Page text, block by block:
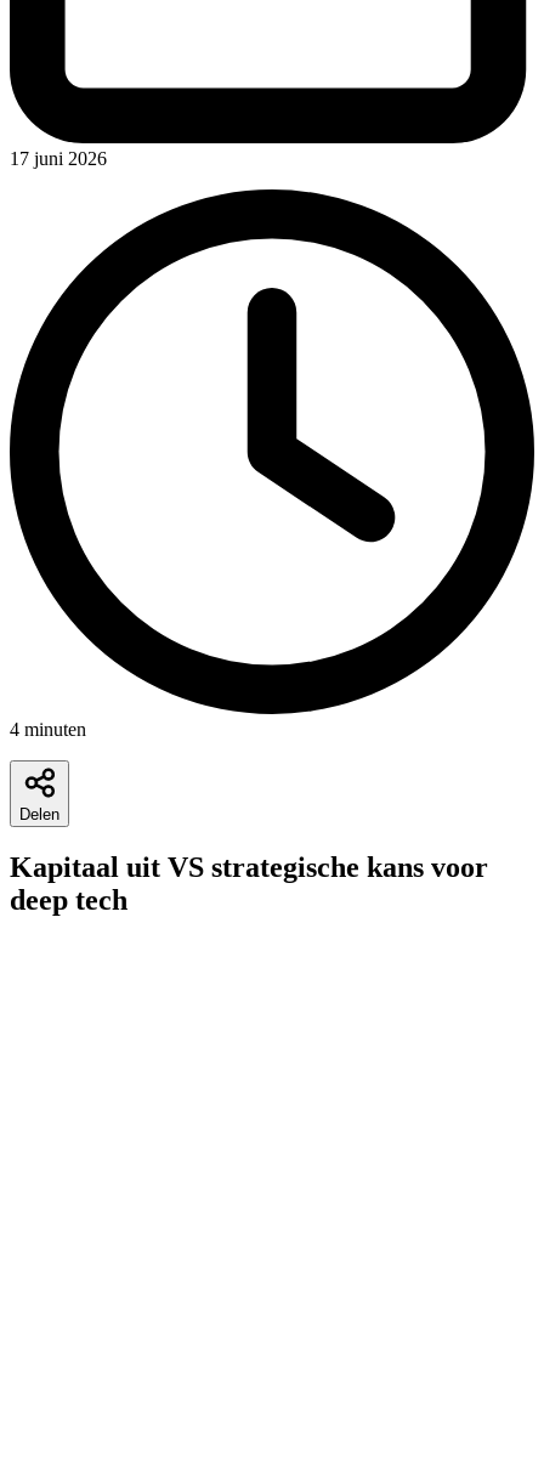
17 juni 2026
4 minuten
Delen
Kapitaal uit VS strategische kans voor
deep tech